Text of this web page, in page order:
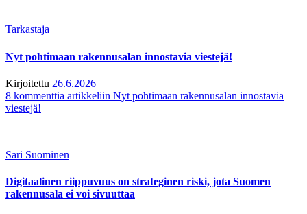
Tarkastaja
Nyt pohtimaan rakennusalan innostavia viestejä!
Kirjoitettu 26.6.2026
8 kommenttia artikkeliin Nyt pohtimaan rakennusalan innostavia
viestejä!
Sari Suominen
Digitaalinen riippuvuus on strateginen riski, jota Suomen
rakennusala ei voi sivuuttaa